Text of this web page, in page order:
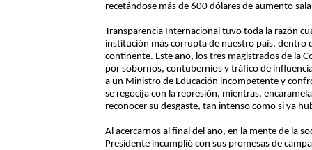
recetándose más de 600 dólares de aumento
Transparencia Internacional tuvo toda la razón
institución más corrupta de nuestro país, dentro
continente. Este año, los tres magistrados de la
por sobornos, contubernios y tráfico de
a un Ministro de Educación incompetente y
se regocija con la represión, mientras,
reconocer su desgaste, tan intenso como si ya
Al acercarnos al final del año, en la mente de la
Presidente incumplió con sus promesas de